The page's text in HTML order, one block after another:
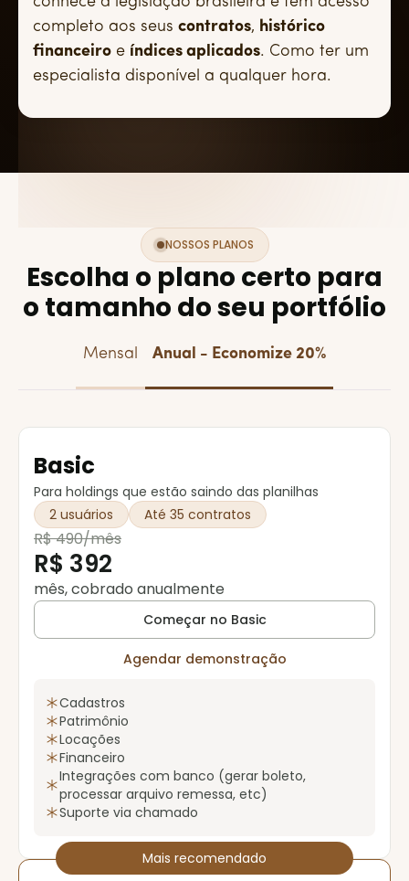
completo aos seus contratos, histórico
financeiro e índices aplicados. Como ter um
especialista disponível a qualquer hora.
NOSSOS PLANOS
Escolha o plano certo para
o tamanho do seu portfólio
Mensal Anual - Economize 20%
Basic
Para holdings que estão saindo das planilhas
2 usuários
Até 35 contratos
R$ 490/mês
R$ 392
mês, cobrado anualmente
Começar no Basic
Agendar demonstração
Cadastros
Patrimônio
Locações
Financeiro
Integrações com banco (gerar boleto,
processar arquivo remessa, etc)
Suporte via chamado
Mais recomendado